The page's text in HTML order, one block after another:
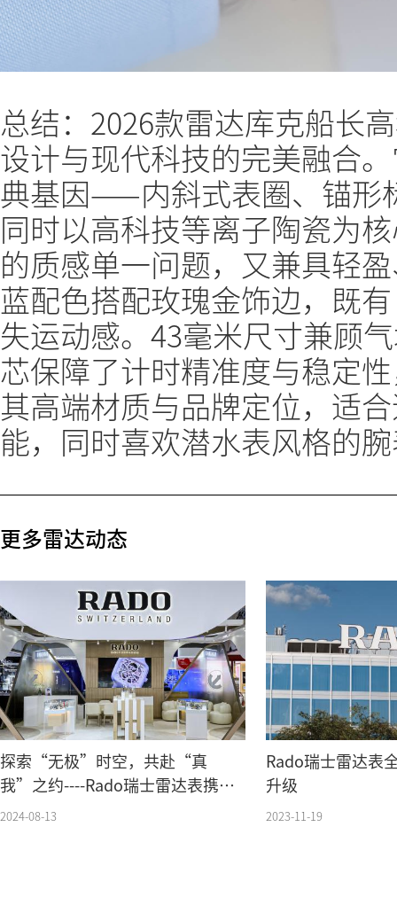
总结：2026款雷达库克船长
设计与现代科技的完美融合
典基因——内斜式表圈、锚形
同时以高科技等离子陶瓷为
的质感单一问题，又兼具轻
蓝配色搭配玫瑰金饰边，既
失运动感。43毫米尺寸兼顾
芯保障了计时精准度与稳定
其高端材质与品牌定位，适
能，同时喜欢潜水表风格的
更多雷达动态
探索“无极”时空，共赴“真
我”之约----Rado瑞士雷达表携全
新真我无极黑白启幕全新快闪空间
2024-08-13
Rado瑞士雷达表
升级
2023-11-19